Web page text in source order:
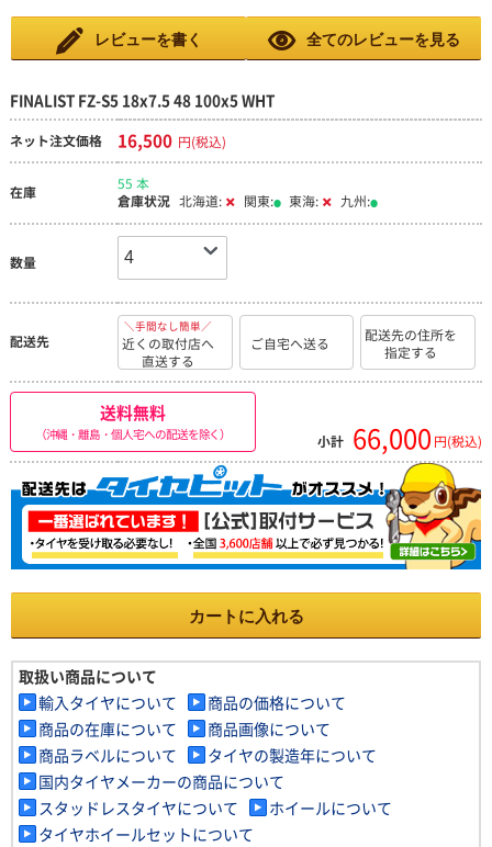
レビューを書く 全てのレビューを見る
FINALIST FZ-S5 18x7.5 48 100x5 WHT
ネット注文価格 16,500 円(税込)
在庫
55 本
倉庫状況 北海道: 関東: 東海: 九州:
数量
配送先
＼手間なし簡単／
近くの取付店へ
直送する
ご自宅へ送る
配送先の住所を
指定する
送料無料
（沖縄・離島・個人宅への配送を除く） 小計 66,000 円(税込)
カートに入れる
取扱い商品について
輸入タイヤについて
商品の価格について
商品の在庫について
商品画像について
商品ラベルについて
タイヤの製造年について
国内タイヤメーカーの商品について
スタッドレスタイヤについて
ホイールについて
タイヤホイールセットについて